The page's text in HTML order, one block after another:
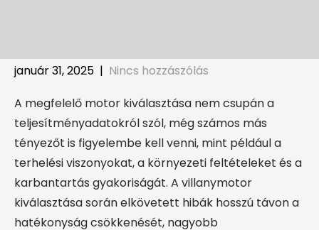
január 31, 2025 | Nincs hozzászólás
A megfelelő motor kiválasztása nem csupán a
teljesítményadatokról szól, még számos más
tényezőt is figyelembe kell venni, mint például a
terhelési viszonyokat, a környezeti feltételeket és a
karbantartás gyakoriságát. A villanymotor
kiválasztása során elkövetett hibák hosszú távon a
hatékonyság csökkenését, nagyobb